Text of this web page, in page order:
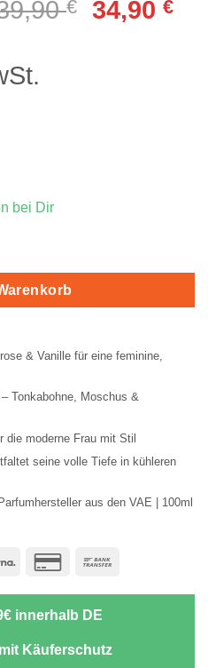
€ 34,90 €
bei Dir
& Vanille für eine feminine,
Tonkabohne, Moschus &
die moderne Frau mit Stil
seine volle Tiefe in kühleren
aus den VAE | 100ml
Klarna
Credit
innerhalb DE
Käuferschutz